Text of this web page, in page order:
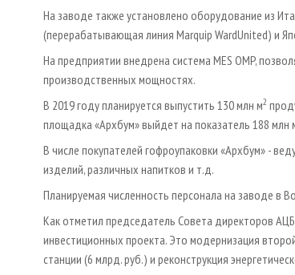
На заводе также установлено оборудование из
(перерабатывающая линия Marquip WardUnited) и
На предприятии внедрена система MES OMP,
производственных мощностях.
В 2019 году планируется выпустить 130 млн м2
площадка «Архбум» выйдет на показатель 188 млн
В числе покупателей гофроупаковки «Архбум» -
изделий, различных напитков и т.д.
Планируемая численность персонала на заводе в
Как отметил председатель Совета директоров
инвестиционных проекта. Это модернизация
станции (6 млрд. руб.) и реконструкция